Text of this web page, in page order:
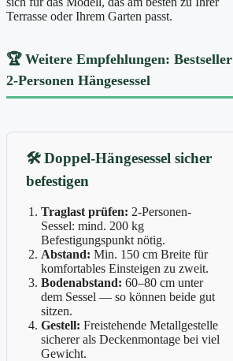
Terrasse oder Ihrem Garten passt.
🏆 Weitere Empfehlungen: Bestseller
2-Personen Hängesessel
🛠️Doppel-Hängesessel sicher
befestigen
Traglast prüfen: 2-Personen-
Sessel: mind. 200 kg
Befestigungspunkt nötig.
Abstand: Min. 150 cm Breite für
komfortables Einsteigen zu zweit.
Bodenabstand: 60–80 cm unter
dem Sessel — so können beide gut
sitzen.
Gestell: Freistehende Metallgestelle
sicherer als Deckenmontage bei viel
Gewicht.